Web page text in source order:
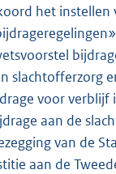
het instellen
slachtofferzorg
voor verblijf
aan de
van de
aan de